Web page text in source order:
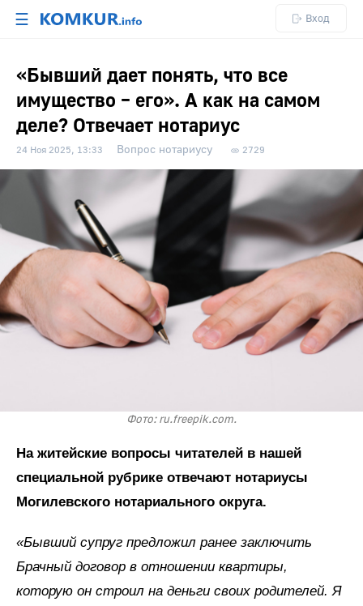
☰ Вход
«Бывший дает понять, что все
имущество – его». А как на самом
деле? Отвечает нотариус
24 Ноя 2025, 13:33 Вопрос нотариусу 2729
Фото: ru.freepik.com.
На житейские вопросы читателей в нашей
специальной рубрике отвечают нотариусы
Могилевского нотариального округа.
«Бывший супруг предложил ранее заключить
Брачный договор в отношении квартиры,
которую он строил на деньги своих родителей. Я